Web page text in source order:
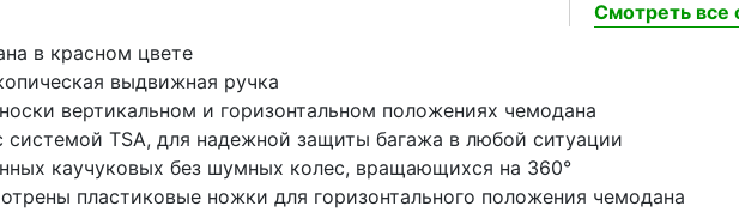
Смотреть все
в красном цвете
выдвижная ручка
вертикальном и горизонтальном положениях чемодана
TSA, для надежной защиты багажа в любой ситуации
каучуковых без шумных колес, вращающихся на 360°
пластиковые ножки для горизонтального положения чемодана